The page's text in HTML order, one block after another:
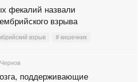
фекалий назвали
взрыва
взрыв
# кишечник
поддерживающие